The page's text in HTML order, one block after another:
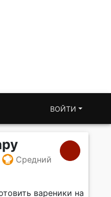
ВОЙТИ
Средний
вареники на